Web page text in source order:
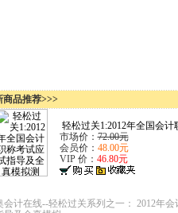
商品推荐>>>
轻松过关1:2012年全国会计
市场价：72.00元
会员价： 48.00元
VIP 价： 46.80元
会计在线--轻松过关系列之一： 2012年